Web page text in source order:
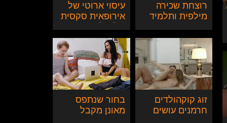
רוצחת שכירה
מילפית ותלמיד
האחרון שנגמר
בהפי אנד
עיסוי ארוטי של
אירופאית סקסית
זוג קוקהולדים
חרמנים עושים
בחור שנתפס
מאונן מקבל